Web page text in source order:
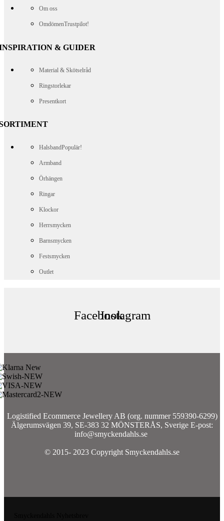
Om oss
OmdömenTrustpilot!
& GUIDER
Material & Skötselråd
Ringstorlekar
Presentkort
HalsbandPopulär!
Armband
Örhängen
Ringar
Klockor
Herrsmycken
Barnsmycken
Festsmycken
Outlet
FacebookInstagram
Logistified Ecommerce Jewellery AB (org. nummer 559390-6299)
Älgerumsvägen 39, SE-383 32 MÖNSTERÅS, Sverige E-post:
info@smyckendahls.se
© 2015- 2023 Copyright Smyckendahls.se